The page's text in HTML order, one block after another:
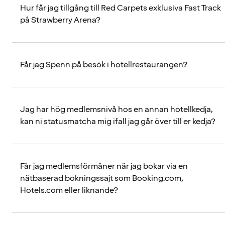
Hur får jag tillgång till Red Carpets exklusiva Fast Track
på Strawberry Arena?
Får jag Spenn på besök i hotellrestaurangen?
Jag har hög medlemsnivå hos en annan hotellkedja,
kan ni statusmatcha mig ifall jag går över till er kedja?
Får jag medlemsförmåner när jag bokar via en
nätbaserad bokningssajt som Booking.com,
Hotels.com eller liknande?